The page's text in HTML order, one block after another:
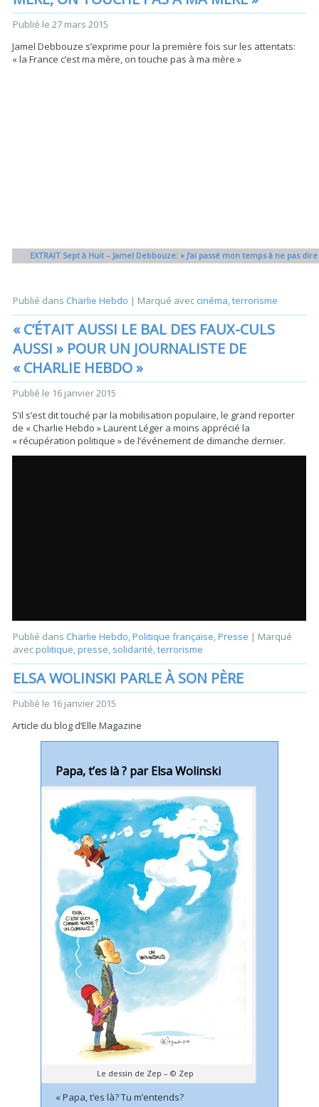
Publié le 27 mars 2015
Jamel Debbouze s’exprime pour la première fois sur les attentats:
« la France c’est ma mère, on touche pas à ma mère »
EXTRAIT Sept à Huit – Jamel Debbouze: « J’ai passé mon temps à ne pas
Publié dans Charlie Hebdo | Marqué avec cinéma,terrorisme
« C’ÉTAIT AUSSI LE BAL DES FAUX-CULS
AUSSI » POUR UN JOURNALISTE DE
« CHARLIE HEBDO »
Publié le 16 janvier 2015
S’il s’est dit touché par la mobilisation populaire, le grand reporter
de « Charlie Hebdo » Laurent Léger a moins apprécié la
« récupération politique » de l’événement de dimanche dernier.
Publié dans Charlie Hebdo,Politique française,Presse | Marqué
avecpolitique,presse, solidarité,terrorisme
ELSA WOLINSKI PARLE À SON PÈRE
Publié le 16 janvier 2015
Article du blog d’Elle Magazine
Papa, t’es là ? par Elsa Wolinski
Le dessin de Zep – © Zep
« Papa, t’es là? Tu m’entends?